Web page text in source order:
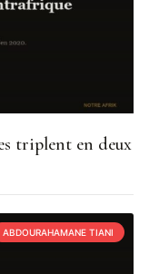
triplent en deux
ABDOURAHAMANE TIANI